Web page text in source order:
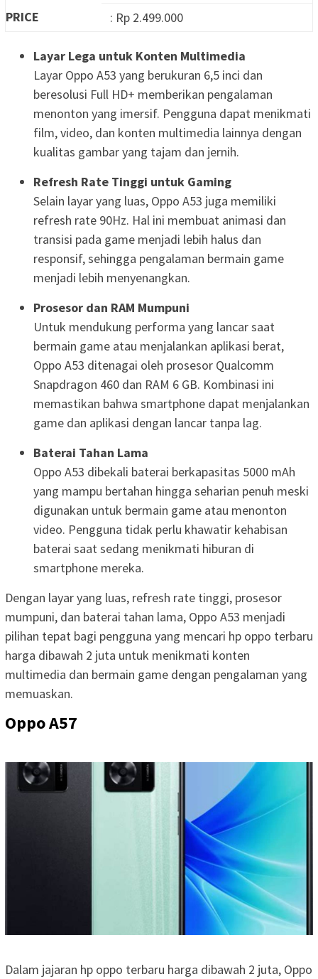
PRICE : Rp 2.499.000
Layar Lega untuk Konten Multimedia
Layar Oppo A53 yang berukuran 6,5 inci dan
beresolusi Full HD+ memberikan pengalaman
menonton yang imersif. Pengguna dapat menikmati
film, video, dan konten multimedia lainnya dengan
kualitas gambar yang tajam dan jernih.
Refresh Rate Tinggi untuk Gaming
Selain layar yang luas, Oppo A53 juga memiliki
refresh rate 90Hz. Hal ini membuat animasi dan
transisi pada game menjadi lebih halus dan
responsif, sehingga pengalaman bermain game
menjadi lebih menyenangkan.
Prosesor dan RAM Mumpuni
Untuk mendukung performa yang lancar saat
bermain game atau menjalankan aplikasi berat,
Oppo A53 ditenagai oleh prosesor Qualcomm
Snapdragon 460 dan RAM 6 GB. Kombinasi ini
memastikan bahwa smartphone dapat menjalankan
game dan aplikasi dengan lancar tanpa lag.
Baterai Tahan Lama
Oppo A53 dibekali baterai berkapasitas 5000 mAh
yang mampu bertahan hingga seharian penuh meski
digunakan untuk bermain game atau menonton
video. Pengguna tidak perlu khawatir kehabisan
baterai saat sedang menikmati hiburan di
smartphone mereka.
Dengan layar yang luas, refresh rate tinggi, prosesor
mumpuni, dan baterai tahan lama, Oppo A53 menjadi
pilihan tepat bagi pengguna yang mencari hp oppo terbaru
harga dibawah 2 juta untuk menikmati konten
multimedia dan bermain game dengan pengalaman yang
memuaskan.
Oppo A57
Dalam jajaran hp oppo terbaru harga dibawah 2 juta, Oppo